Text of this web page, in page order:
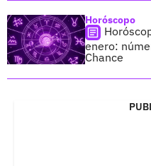
Horóscopo
enero:
Chance